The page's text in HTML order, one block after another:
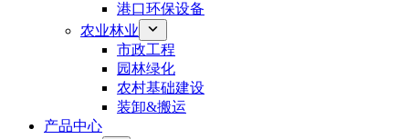
港口环保设备
农业林业
市政工程
园林绿化
农村基础建设
装卸&搬运
产品中心